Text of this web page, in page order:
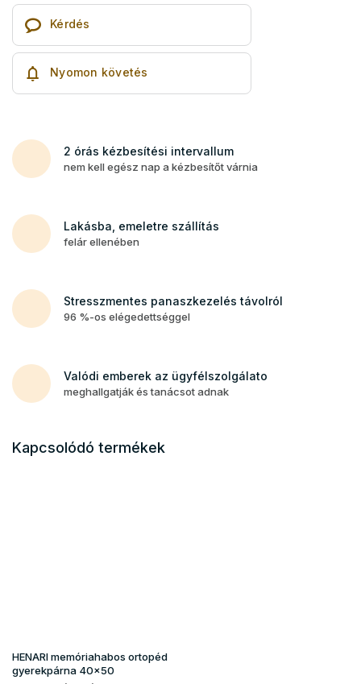
Kérdés
Nyomon követés
2 órás kézbesítési intervallum
nem kell egész nap a kézbesítőt várnia
Lakásba, emeletre szállítás
felár ellenében
Stresszmentes panaszkezelés távolról
96 %-os elégedettséggel
Valódi emberek az ügyfélszolgálato
meghallgatják és tanácsot adnak
Kapcsolódó termékek
HENARI memóriahabos ortopéd
gyerekpárna 40x50